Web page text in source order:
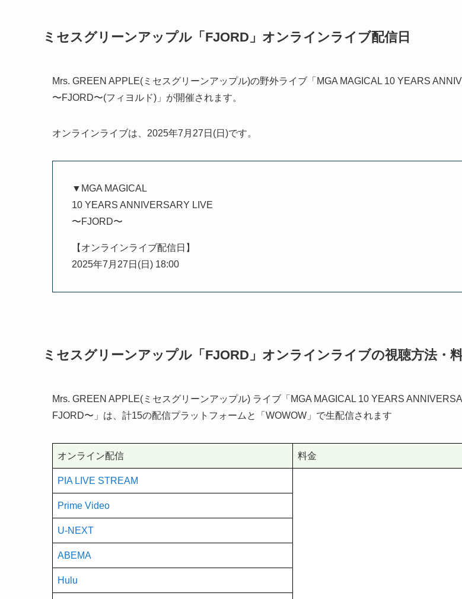
ミセスグリーンアップル「FJORD」オンラインライブ配信日
Mrs. GREEN APPLE(ミセスグリーンアップル)の野外ライブ「MGA MAGICAL 10 YEARS
〜FJORD〜(フィヨルド)」が開催されます。
オンラインライブは、2025年7月27日(日)です。
▼MGA MAGICAL
10 YEARS ANNIVERSARY LIVE
〜FJORD〜
【オンラインライブ配信日】
2025年7月27日(日) 18:00
ミセスグリーンアップル「FJORD」オンラインライブの視聴方法・
Mrs. GREEN APPLE(ミセスグリーンアップル) ライブ「MGA MAGICAL 10 YEARS
FJORD〜」は、計15の配信プラットフォームと「WOWOW」で生配信されます
オンライン配信 料金
PIA LIVE STREAM
Prime Video
U-NEXT
ABEMA
Hulu